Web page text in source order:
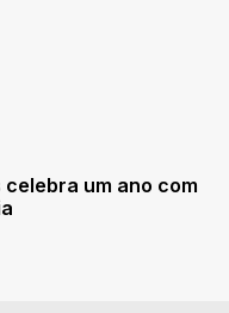
celebra um ano com